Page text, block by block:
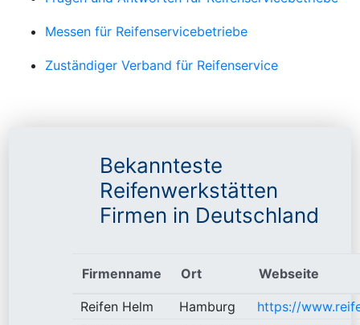
Messen für Reifenservicebetriebe
Zuständiger Verband für Reifenservice
Bekannteste
Reifenwerkstätten
Firmen in Deutschland
Firmenname Ort Webseite
Reifen Helm Hamburg
https://